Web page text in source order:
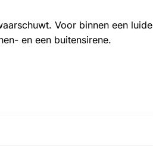
Voor binnen een luide
en een buitensirene.